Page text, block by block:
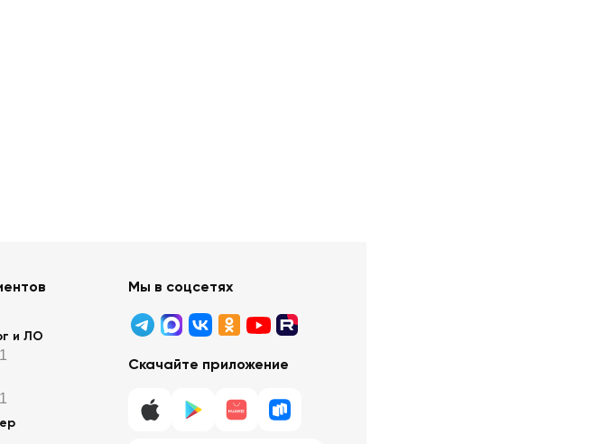
и ЛО
Мы в соцсетях
Скачайте приложение